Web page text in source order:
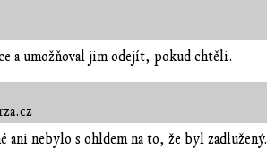
a umožňoval jim odejít, pokud chtěli.
ani nebylo s ohldem na to, že byl zadlužený.